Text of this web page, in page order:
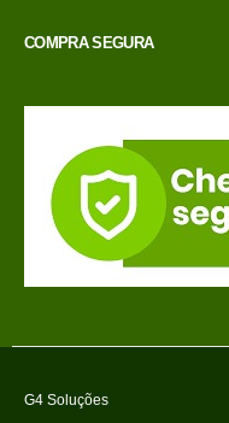
COMPRA SEGURA
G4 Soluções